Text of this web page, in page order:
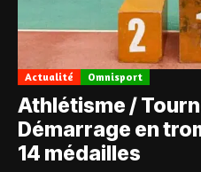
Actualité Omnisport
Athlétisme /
Démarrage en
14 médailles